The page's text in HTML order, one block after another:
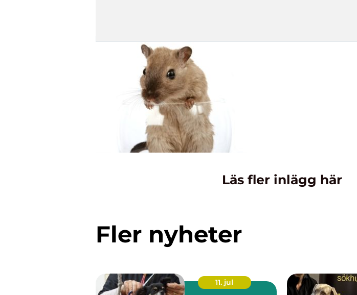
Läs fler inlägg här
Fler nyheter
11. jul